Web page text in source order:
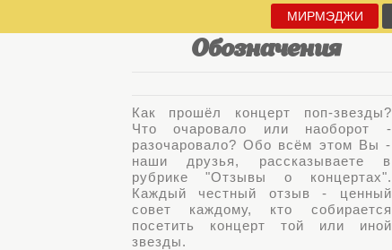
МИРМЭДЖИ
Обозначения
Как прошёл концерт поп-звезды?
Что очаровало или наоборот -
разочаровало? Обо всём этом Вы -
наши друзья, рассказываете в
рубрике "Отзывы о концертах".
Каждый честный отзыв - ценный
совет каждому, кто собирается
посетить концерт той или иной
звезды.